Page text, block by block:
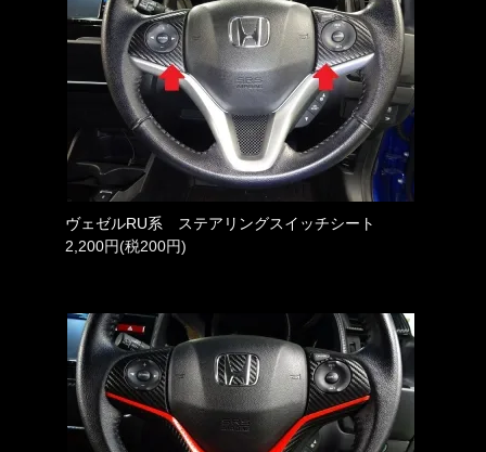
ヴェゼルRU系 ステアリングスイッチシート
2,200円(税200円)